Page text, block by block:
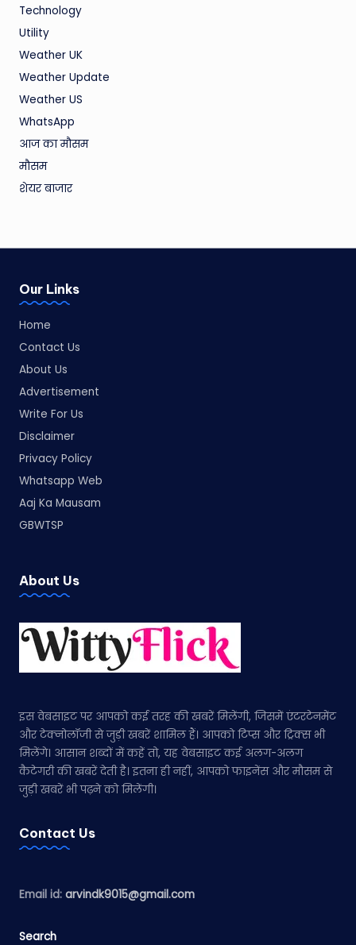
Technology
Utility
Weather UK
Weather Update
Weather US
WhatsApp
आज का मौसम
मौसम
शेयर बाजार
Our Links
Home
Contact Us
About Us
Advertisement
Write For Us
Disclaimer
Privacy Policy
Whatsapp Web
Aaj Ka Mausam
GBWTSP
About Us
इस वेबसाइट पर आपको कई तरह की खबरें मिलेंगी, जिसमें एंटरटेनमेंट
और टेक्नोलॉजी से जुड़ी खबरें शामिल हैं। आपको टिप्स और ट्रिक्स भी
मिलेंगे। आसान शब्दों में कहें तो, यह वेबसाइट कई अलग-अलग
कैटेगरी की खबरें देती है। इतना ही नहीं, आपको फाइनेंस और मौसम से
जुड़ी खबरें भी पढ़ने को मिलेंगी।
Contact Us
Email id: arvindk9015@gmail.com
Search